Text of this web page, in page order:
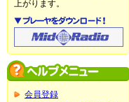
上がります。
会員登録